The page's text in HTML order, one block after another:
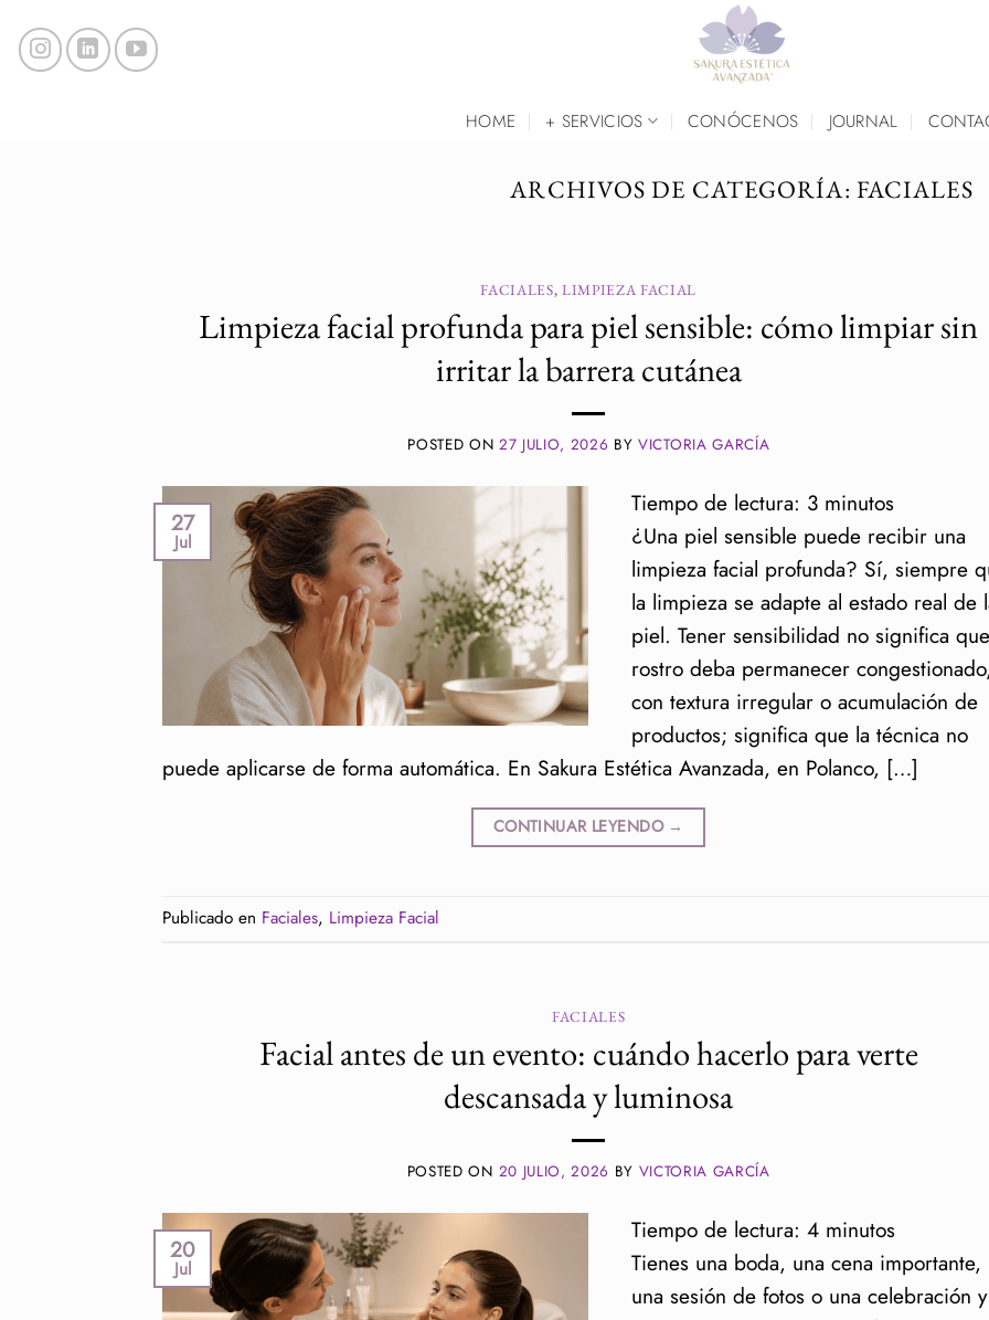
contenido
HOME + SERVICIOS CONÓCENOS JOURNAL
ARCHIVOS DE CATEGORÍA: FACIALES
FACIALES,LIMPIEZA FACIAL
Limpieza facial profunda para piel sensible: cómo limpiar sin
irritar la barrera cutánea
POSTED ON 27 JULIO, 2026 BYVICTORIA GARCÍA
27
Jul
Tiempo de lectura: 3 minutos
¿Una piel sensible puede recibir una
limpieza facial profunda? Sí, siempre
la limpieza se adapte al estado real de
piel. Tener sensibilidad no significa
rostro deba permanecer
con textura irregular o acumulación de
productos; significa que la técnica no
puede aplicarse de forma automática. En Sakura Estética Avanzada, en Polanco, […]
CONTINUAR LEYENDO →
Publicado en Faciales, Limpieza Facial
FACIALES
Facial antes de un evento: cuándo hacerlo para verte
descansada y luminosa
POSTED ON 20 JULIO, 2026 BY VICTORIA GARCÍA
20
Jul
Tiempo de lectura: 4 minutos
Tienes una boda, una cena importante,
una sesión de fotos o una celebración y